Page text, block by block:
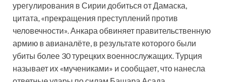
урегулирования в Сирии добиться от Дамаска,
цитата, «прекращения преступлений против
человечности». Анкара обвиняет правительственную
армию в авианалёте, в результате которого были
убиты более 30 турецких военнослужащих. Турция
называет их «мучениками» и сообщает, что нанесла